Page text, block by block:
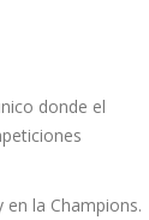
donde el
la Champions.